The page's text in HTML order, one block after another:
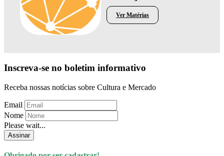
Ver Matérias
Inscreva-se no boletim informativo
Receba nossas notícias sobre Cultura e Mercado
Email
Nome
Please wait...
Assinar